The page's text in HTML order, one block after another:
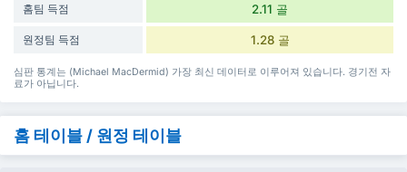
홈팀 득점 2.11 골
원정팀 득점 1.28 골
심판 통계는 (Michael MacDermid) 가장 최신 데이터로 이루어져 있습니다. 경기전 자
료가 아닙니다.
홈 테이블 / 원정 테이블